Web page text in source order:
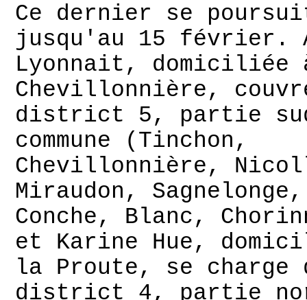
Ce dernier se
jusqu'au 15 février.
Lyonnait, domiciliée
Chevillonnière,
district 5, partie
commune (Tinchon,
Chevillonnière,
Miraudon, Sagnelonge,
Conche, Blanc,
et Karine Hue,
la Proute, se charge
district 4, partie